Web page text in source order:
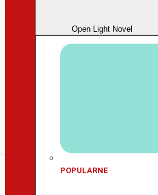
Open Light Novel
POPULARNE